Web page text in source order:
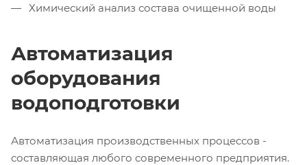
Химический анализ состава очищенной воды
Автоматизация
оборудования
водоподготовки
Автоматизация производственных процессов -
составляющая любого современного предприятия.